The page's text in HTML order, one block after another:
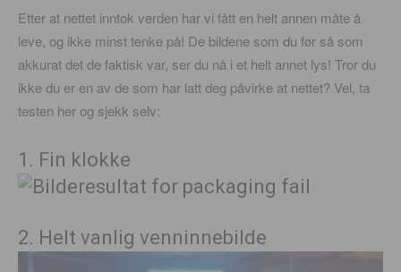
Etter at nettet inntok verden har vi fått en helt annen måte å
leve, og ikke minst tenke på! De bildene som du før så som
akkurat det de faktisk var, ser du nå i et helt annet lys! Tror du
ikke du er en av de som har latt deg påvirke at nettet? Vel, ta
testen her og sjekk selv:
1. Fin klokke
2. Helt vanlig venninnebilde